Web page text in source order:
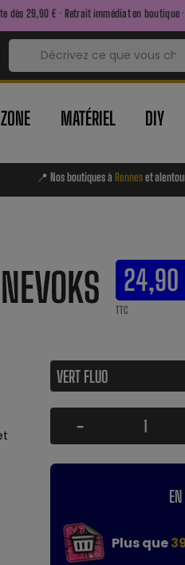
Retrait immédiat en boutique · Nouveautés à
MATÉRIEL DIY
📍 Nos boutiques à Renneset
TTC
-
Plus que